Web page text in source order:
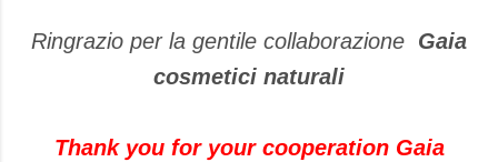
Ringrazio per la gentile collaborazione Gaia
cosmetici naturali
Thank you for your cooperation Gaia